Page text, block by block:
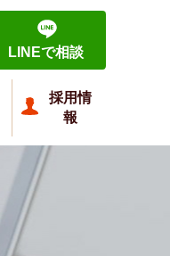
LINEで相談
採用情
報